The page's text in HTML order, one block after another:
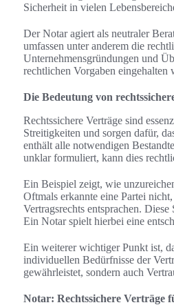
Sicherheit in vielen
Der Notar agiert als neutraler
umfassen unter anderem die
Unternehmensgründungen und
rechtlichen Vorgaben eingehalten
Die Bedeutung von
Rechtssichere Verträge sind
Streitigkeiten und sorgen dafür,
enthält alle notwendigen
unklar formuliert, kann dies
Ein Beispiel zeigt, wie
Oftmals erkannte eine Partei
Vertragsrechts entsprachen.
Ein Notar spielt hierbei eine
Ein weiterer wichtiger Punkt ist,
individuellen Bedürfnisse der
gewährleistet, sondern auch
Notar: Rechtssichere Verträge